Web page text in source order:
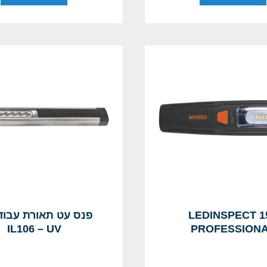
150 LEDINSPECT
פנס עט תאורת
IL106 – UV